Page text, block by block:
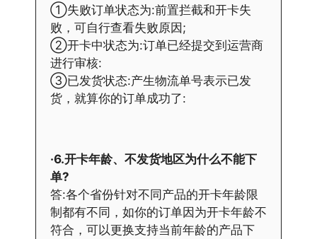
①失败订单状态为:前置拦截和开卡失
败，可自行查看失败原因;
②开卡中状态为:订单已经提交到运营商
进行审核:
③已发货状态:产生物流单号表示已发
货，就算你的订单成功了:
·6.开卡年龄、不发货地区为什么不能下
单?
答:各个省份针对不同产品的开卡年龄限
制都有不同，如你的订单因为开卡年龄不
符合，可以更换支持当前年龄的产品下